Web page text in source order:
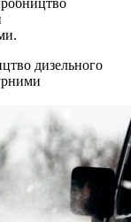
дизельного